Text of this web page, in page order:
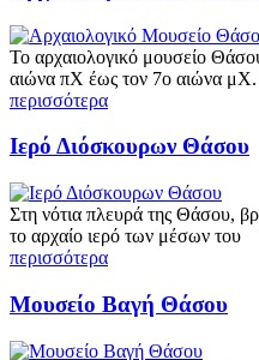
Το αρχαιολογικό μουσείο
αιώνα πΧ έως τον 7ο αιώνα μΧ.
περισσότερα
Ιερό Διόσκουρων Θάσου
Στη νότια πλευρά της Θάσου,
το αρχαίο ιερό των μέσων του
περισσότερα
Μουσείο Βαγή Θάσου